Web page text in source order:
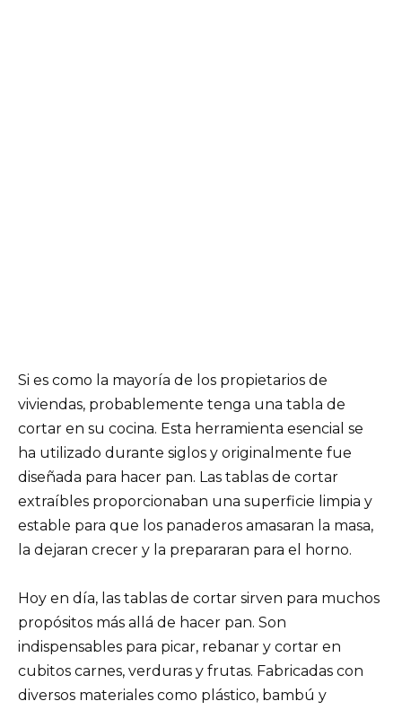
Si es como la mayoría de los propietarios de
viviendas, probablemente tenga una tabla de
cortar en su cocina. Esta herramienta esencial se
ha utilizado durante siglos y originalmente fue
diseñada para hacer pan. Las tablas de cortar
extraíbles proporcionaban una superficie limpia y
estable para que los panaderos amasaran la masa,
la dejaran crecer y la prepararan para el horno.
Hoy en día, las tablas de cortar sirven para muchos
propósitos más allá de hacer pan. Son
indispensables para picar, rebanar y cortar en
cubitos carnes, verduras y frutas. Fabricadas con
diversos materiales como plástico, bambú y